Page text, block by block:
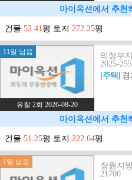
마이옥션에서 추천
건물 52.41평 토지 272.25평
11일 남음
유찰 2회 2026-08-20
의정부
2025-
[주택] 경
마이옥션에서 추천
건물 51.25평 토지 222.64평
1일 남음
창원지
21700